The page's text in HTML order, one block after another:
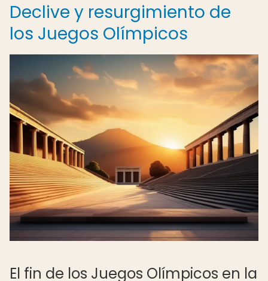
Declive y resurgimiento de
los Juegos Olímpicos
El fin de los Juegos Olímpicos en la